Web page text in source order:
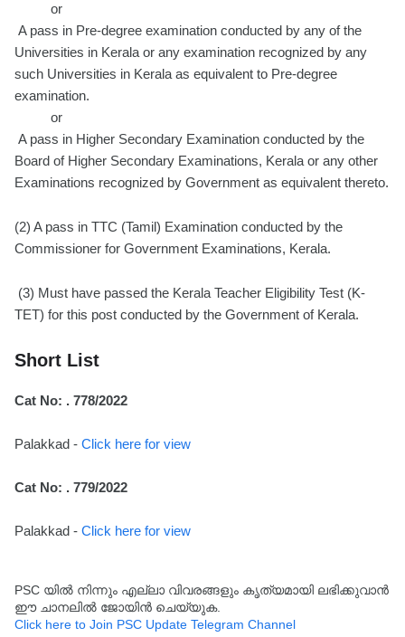
or
A pass in Pre-degree examination conducted by any of the
Universities in Kerala or any examination recognized by any
such Universities in Kerala as equivalent to Pre-degree
examination.
or
A pass in Higher Secondary Examination conducted by the
Board of Higher Secondary Examinations, Kerala or any other
Examinations recognized by Government as equivalent thereto.
(2) A pass in TTC (Tamil) Examination conducted by the
Commissioner for Government Examinations, Kerala.
(3) Must have passed the Kerala Teacher Eligibility Test (K-
TET) for this post conducted by the Government of Kerala.
Short List
Cat No: . 778/2022
Palakkad - Click here for view
Cat No: . 779/2022
Palakkad - Click here for view
PSC യിൽ നിന്നും എല്ലാ വിവരങ്ങളും കൃത്യമായി ലഭിക്കുവാൻ
ഈ ചാനലിൽ ജോയിൻ ചെയ്യുക.
Click here to Join PSC Update Telegram Channel